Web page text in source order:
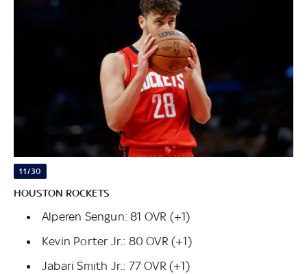
11/30
HOUSTON ROCKETS
Alperen Sengun: 81 OVR (+1)
Kevin Porter Jr.: 80 OVR (+1)
Jabari Smith Jr.: 77 OVR (+1)